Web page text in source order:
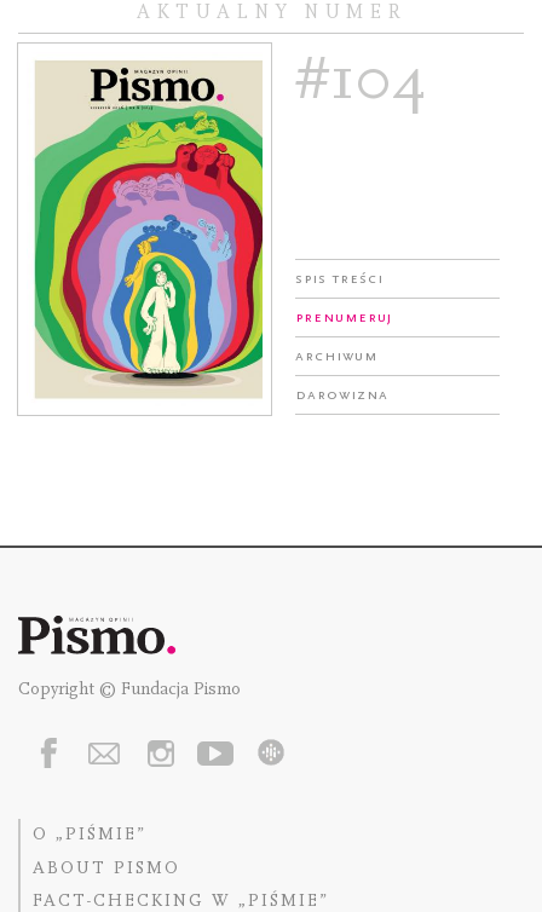
AKTUALNY NUMER
#104
Spis treści
Prenumeruj
Archiwum
Darowizna
Copyright © Fundacja Pismo
O „PIŚMIE”
ABOUT PISMO
FACT-CHECKING W „PIŚMIE”